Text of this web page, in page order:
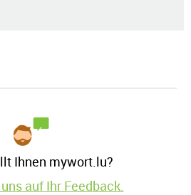
Ihnen mywort.lu?
auf Ihr Feedback.